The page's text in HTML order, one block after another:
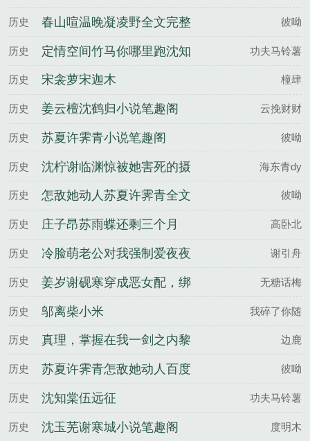
楚南佑全文完整版
历史
春山喧温晚凝凌野全文完整
版
彼呦
历史
定情空间竹马你哪里跑沈知
棠伍远征全文完整版
功夫马铃薯
历史 宋衾萝宋迦木 橦肆
历史 姜云檀沈鹤归小说笔趣阁 云挽财财
历史 苏夏许霁青小说笔趣阁 彼呦
历史
沈柠谢临渊惊被她害死的摄
政王也重生了百度云
海东青dy
历史
怎敌她动人苏夏许霁青全文
完整版
彼呦
历史
庄子昂苏雨蝶还剩三个月
命，请让我从容赴死百度云
高卧北
历史
冷脸萌老公对我强制爱夜夜
失控温窈谢宗浔全文完整版
谢引舟
历史
姜岁谢砚寒穿成恶女配，绑
定阴湿反派黑化前百度云
无糖话梅
历史 邬离柴小米 我碎了你随
历史
真理，掌握在我一剑之内黎
扶不妄全文完整版
边鹿
历史
苏夏许霁青怎敌她动人百度
云
彼呦
历史 沈知棠伍远征 功夫马铃薯
历史 沈玉芜谢寒城小说笔趣阁 度明木